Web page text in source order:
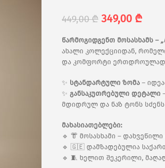
449,00₾ 349,00 ₾
წარმოგიდგენთ მოსასხამს –
ახალი კოლექციიდან,
და კომფორტი
✨ სტანდარტული ზომა –
✨ განსაკუთრებული დეტალი
მდიდრულ და ნაზ ტონს სძენს
მახასიათებლები:
🔹 👘 მოსასხამი –
🔹 🇬🇪 დამზადებულია
🔹 🧵 ხელით შეკერილი,